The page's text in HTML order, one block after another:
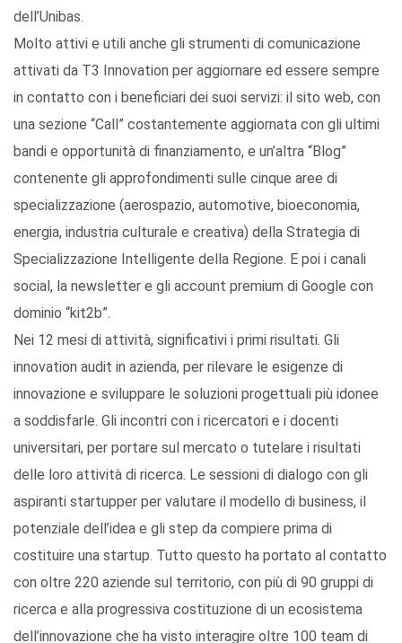
dell’Unibas.
Molto attivi e utili anche gli strumenti di comunicazione
attivati da T3 Innovation per aggiornare ed essere sempre
in contatto con i beneficiari dei suoi servizi: il sito web, con
una sezione “Call” costantemente aggiornata con gli ultimi
bandi e opportunità di finanziamento, e un’altra “Blog”
contenente gli approfondimenti sulle cinque aree di
specializzazione (aerospazio, automotive, bioeconomia,
energia, industria culturale e creativa) della Strategia di
Specializzazione Intelligente della Regione. E poi i canali
social, la newsletter e gli account premium di Google con
dominio “kit2b”.
Nei 12 mesi di attività, significativi i primi risultati. Gli
innovation audit in azienda, per rilevare le esigenze di
innovazione e sviluppare le soluzioni progettuali più idonee
a soddisfarle. Gli incontri con i ricercatori e i docenti
universitari, per portare sul mercato o tutelare i risultati
delle loro attività di ricerca. Le sessioni di dialogo con gli
aspiranti startupper per valutare il modello di business, il
potenziale dell’idea e gli step da compiere prima di
costituire una startup. Tutto questo ha portato al contatto
con oltre 220 aziende sul territorio, con più di 90 gruppi di
ricerca e alla progressiva costituzione di un ecosistema
dell’innovazione che ha visto interagire oltre 100 team di